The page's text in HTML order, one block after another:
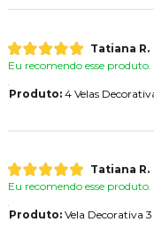
Tatiana R.
Eu recomendo esse produto.
Produto:4 Velas
Tatiana R.
Eu recomendo esse produto.
Produto:Vela Decorativa 3